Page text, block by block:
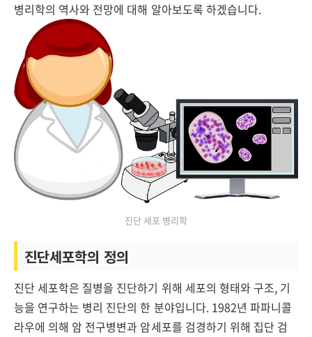
병리학의 역사와 전망에 대해 알아보도록 하겠습니다.
진단 세포 병리학
진단세포학의 정의
진단 세포학은 질병을 진단하기 위해 세포의 형태와 구조, 기
능을 연구하는 병리 진단의 한 분야입니다. 1982년 파파니콜
라우에 의해 암 전구병변과 암세포를 검경하기 위해 집단 검